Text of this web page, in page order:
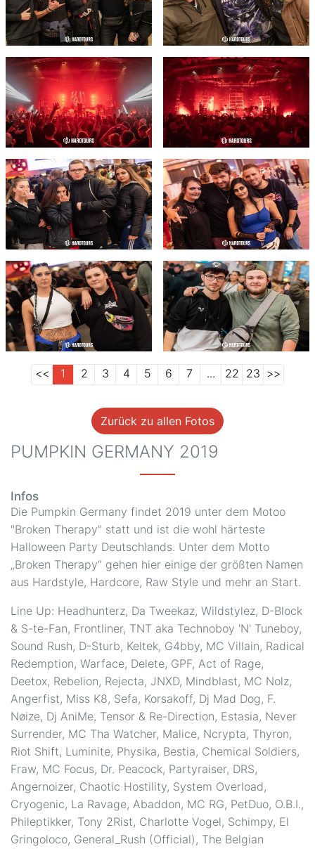
<< 1 2 3 4 5 6 7 ... 22 23 >>
Zurück zu allen Fotos
PUMPKIN GERMANY 2019
Infos
Die Pumpkin Germany findet 2019 unter dem Motoo
"Broken Therapy" statt und ist die wohl härteste
Halloween Party Deutschlands. Unter dem Motto
„Broken Therapy“ gehen hier einige der größten Namen
aus Hardstyle, Hardcore, Raw Style und mehr an Start.
Line Up: Headhunterz, Da Tweekaz, Wildstylez, D-Block
& S-te-Fan, Frontliner, TNT aka Technoboy 'N' Tuneboy,
Sound Rush, D-Sturb, Keltek, G4bby, MC Villain, Radical
Redemption, Warface, Delete, GPF, Act of Rage,
Deetox, Rebelion, Rejecta, JNXD, Mindblast, MC Nolz,
Angerfist, Miss K8, Sefa, Korsakoff, Dj Mad Dog, F.
Nøize, Dj AniMe, Tensor & Re-Direction, Estasia, Never
Surrender, MC Tha Watcher, Malice, Ncrypta, Thyron,
Riot Shift, Luminite, Physika, Bestia, Chemical Soldiers,
Fraw, MC Focus, Dr. Peacock, Partyraiser, DRS,
Angernoizer, Chaotic Hostility, System Overload,
Cryogenic, La Ravage, Abaddon, MC RG, PetDuo, O.B.I.,
Phileptikker, Tony 2Rist, Charlotte Vogel, Schimpy, El
Gringoloco, General_Rush (Official), The Belgian